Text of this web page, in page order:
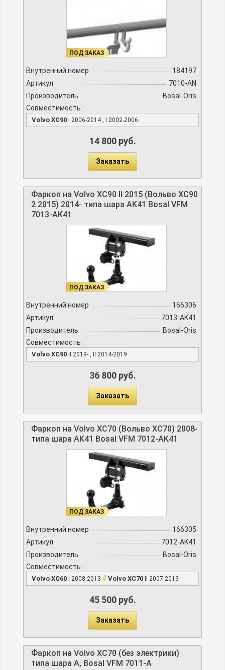
ПОД ЗАКАЗ
Внутренний номер
184197
Артикул
7010-AN
Производитель
Bosal-Oris
Совместимость :
Volvo XC90 I 2006-2014 , I 2002-2006
14 800 руб.
Заказать
Фаркоп на Volvo XC90 II 2015 (Вольво XC90
2 2015) 2014- типа шара AK41 Bosal VFM
7013-AK41
ПОД ЗАКАЗ
Внутренний номер
166306
Артикул
7013-AK41
Производитель
Bosal-Oris
Совместимость :
Volvo XC90 II 2019- , II 2014-2019
36 800 руб.
Заказать
Фаркоп на Volvo XC70 (Вольво XC70) 2008-
типа шара AK41 Bosal VFM 7012-AK41
ПОД ЗАКАЗ
Внутренний номер
166305
Артикул
7012-AK41
Производитель
Bosal-Oris
Совместимость :
Volvo XC60 I 2008-2013 // Volvo XC70 II 2007-2013
45 500 руб.
Заказать
Фаркоп на Volvo XC70 (без электрики)
типа шара А, Bosal VFM 7011-A